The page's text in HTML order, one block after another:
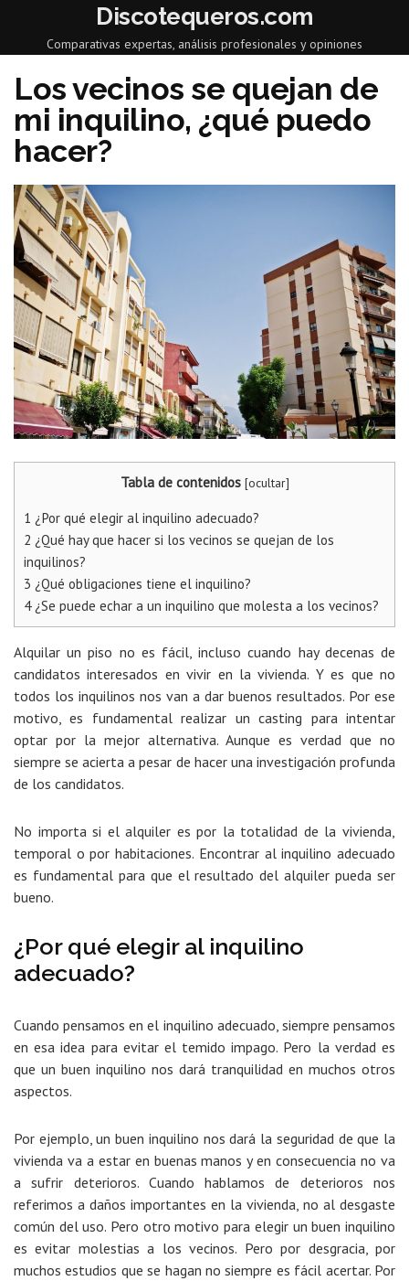
Discotequeros.com
Comparativas expertas, análisis profesionales y opiniones
Los vecinos se quejan de
mi inquilino, ¿qué puedo
hacer?
Tabla de contenidos [ocultar]
1 ¿Por qué elegir al inquilino adecuado?
2 ¿Qué hay que hacer si los vecinos se quejan de los
inquilinos?
3 ¿Qué obligaciones tiene el inquilino?
4¿Se puede echar a un inquilino que molesta a los vecinos?
Alquilar un piso no es fácil, incluso cuando hay decenas de
candidatos interesados en vivir en la vivienda. Y es que no
todos los inquilinos nos van a dar buenos resultados. Por ese
motivo, es fundamental realizar un casting para intentar
optar por la mejor alternativa. Aunque es verdad que no
siempre se acierta a pesar de hacer una investigación profunda
de los candidatos.
No importa si el alquiler es por la totalidad de la vivienda,
temporal o por habitaciones. Encontrar al inquilino adecuado
es fundamental para que el resultado del alquiler pueda ser
bueno.
¿Por qué elegir al inquilino
adecuado?
Cuando pensamos en el inquilino adecuado, siempre pensamos
en esa idea para evitar el temido impago. Pero la verdad es
que un buen inquilino nos dará tranquilidad en muchos otros
aspectos.
Por ejemplo,un buen inquilino nos dará la seguridad de que la
vivienda va a estar en buenas manos y en consecuencia no va
a sufrir deterioros. Cuando hablamos de deterioros nos
referimos a daños importantes en la vivienda, no al desgaste
común del uso. Pero otro motivo para elegir un buen inquilino
es evitar molestias a los vecinos. Pero por desgracia, por
muchos estudios que se hagan no siempre es fácil acertar. Por